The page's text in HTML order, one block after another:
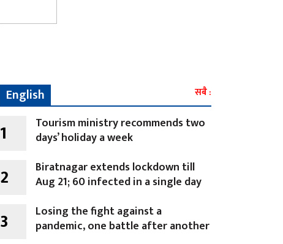
English सबै :
1
Tourism ministry recommends two
days’ holiday a week
2
Biratnagar extends lockdown till
Aug 21; 60 infected in a single day
3
Losing the fight against a
pandemic, one battle after another